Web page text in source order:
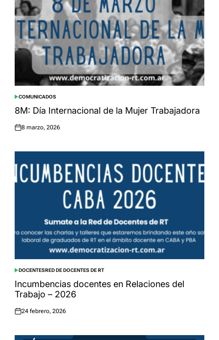
POSTED
IN
COMUNICADOS
8M: Día Internacional de la Mujer Trabajadora
Posted
8 marzo, 2026
POSTED
IN
DOCENTESRED DE DOCENTES DE RT
Incumbencias docentes en Relaciones del
Trabajo – 2026
Posted
24 febrero, 2026